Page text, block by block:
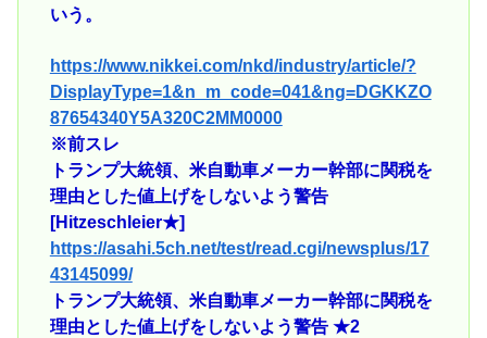
いう。
https://www.nikkei.com/nkd/industry/article/?
DisplayType=1&n_m_code=041&ng=DGKKZO
87654340Y5A320C2MM0000
※前スレ
トランプ大統領、米自動車メーカー幹部に関税を
理由とした値上げをしないよう警告
[Hitzeschleier★]
https://asahi.5ch.net/test/read.cgi/newsplus/17
43145099/
トランプ大統領、米自動車メーカー幹部に関税を
理由とした値上げをしないよう警告 ★2